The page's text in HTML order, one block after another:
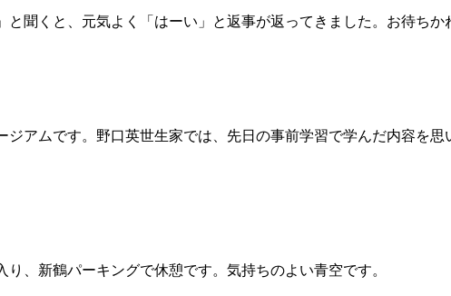
聞くと、元気よく「はーい」と返事が返ってきました。お待ちか
アムです。野口英世生家では、先日の事前学習で学んだ内容を
、新鶴パーキングで休憩です。気持ちのよい青空です。